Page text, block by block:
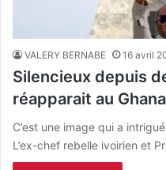
VALERY BERNABE 16 avril
Silencieux depuis
réapparait au Ghana
C’est une image qui a
L’ex-chef rebelle ivoirien et